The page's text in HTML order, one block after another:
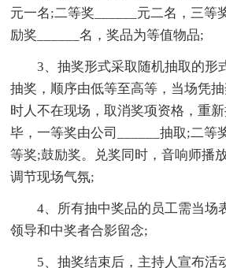
元一名;二等奖______元二名，三等
励奖______名，奖品为等值物品;
3、抽奖形式采取随机抽取的形
抽奖，顺序由低等至高等，当场凭
时人不在现场，取消奖项资格，重
毕，一等奖由公司______抽取;二等
等奖;鼓励奖。兑奖同时，音响师播
调节现场气氛;
4、所有抽中奖品的员工需当场
领导和中奖者合影留念;
5、抽奖结束后，主持人宣布活